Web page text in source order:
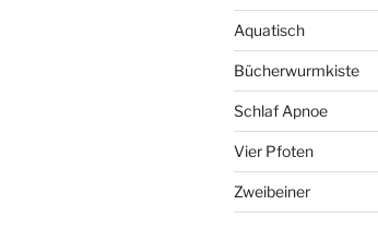
Aquatisch
Bücherwurmkiste
Schlaf Apnoe
Vier Pfoten
Zweibeiner